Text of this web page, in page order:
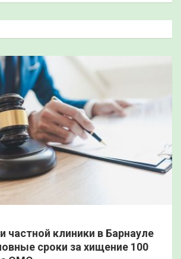
частной клиники в Барнауле
сроки за хищение 100